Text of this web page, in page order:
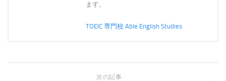
ます。
TOEIC 専門校 Able English Studies
次の記事